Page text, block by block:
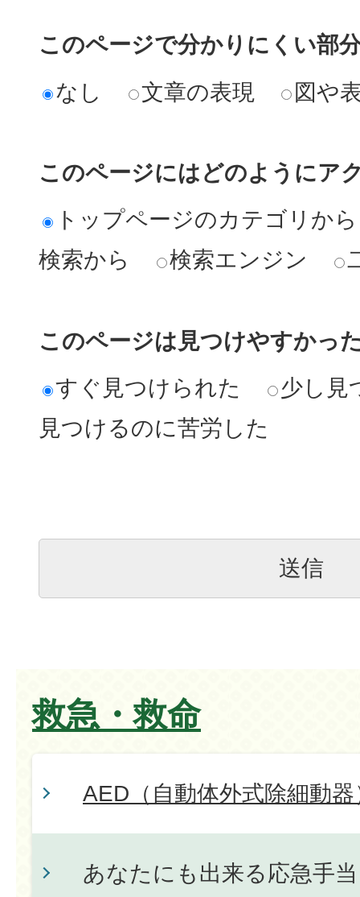
このページで分かりにくい部
なし
文章の表現 図や
このページにはどのようにア
トップページのカテゴリから
検索から
検索エンジン
このページは見つけやすかっ
すぐ見つけられた
少し見
見つけるのに苦労した
救急・救命
AED（自動体外式除細動
あなたにも出来る応急手